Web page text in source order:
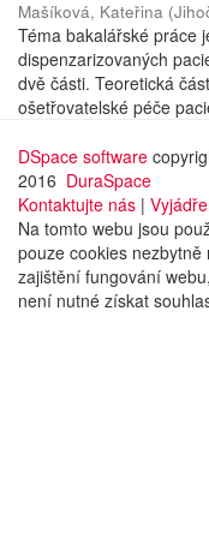
Mašíková, Kateřina (
Téma bakalářské práce
dispenzarizovaných
dvě části. Teoretická
ošetřovatelské péče
DSpace software
2016 DuraSpace
Kontaktujte nás |
Na tomto webu jsou
pouze cookies nezbytně
zajištění fungování
není nutné získat